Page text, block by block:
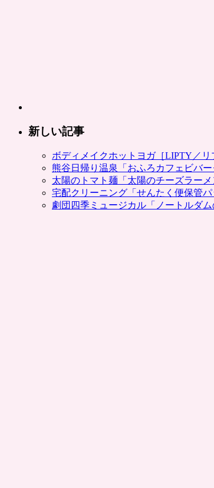
長
崎・
久
留
米・
新しい記事
ボディメイクホットヨガ［LIPTY／
熊谷日帰り温泉「おふろカフェビバ
太陽のトマト麺「太陽のチーズラー
宅配クリーニング「せんたく便保管
劇団四季ミュージカル「ノートルダ